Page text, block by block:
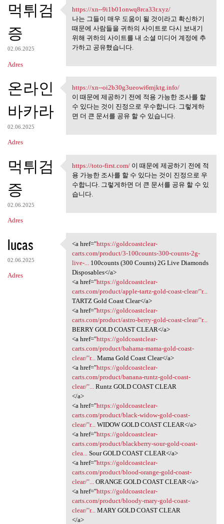
먹튀검
증
02.06.2025
Adres
https://xn--9i1b01onwq8rca33r
https://xn--9i1b01onwq8rca33r.xyz/
나는 그들이 매우 도움이 될 것이라고 확신하기
때문에 사람들을 귀하의 사이트로 다시 보내기
위해 귀하의 사이트를 내 소셜 미디어 계정에 추
가하고 공유했습니다.
온라인
바카라
02.06.2025
Adres
https://xn-
https://xn--oi2b30g3ueowi6mjktg.info/
이 때문에 제공하기 전에 적용 가능한 조사를 할
수 있다는 것이 진정으로 우수합니다. 그렇게하
면 더 큰 문서를 공유 할 수 있습니다.
먹튀검
증
02.06.2025
Adres
https://toto-first.com/ 이 때문에
https://toto-first.com/이 때문에 제공하기 전에 적
용 가능한 조사를 할 수 있다는 것이 진정으로 우
수합니다. 그렇게하면 더 큰 문서를 공유 할 수 있
습니다.
lucas
02.06.2025
Adres
<a href="https:/
<a href="https://goldcoastclear-
carts.com/product/3-100counts-300-counts-2g-
live-...
100counts (300 Counts) 2G Live Diamonds
Disposables</a>
<a href="https://goldcoastclear-
carts.com/product/apple-tartz-gold-coast-clear/"r...
TARTZ Gold Coast Clear</a>
<a href="https://goldcoastclear-
carts.com/product/astro-berry-gold-coast-clear/"r...
BERRY GOLD COAST CLEAR</a>
<a href="https://goldcoastclear-
carts.com/product/bahama-mama-gold-coast-
clear/"r...
Mama Gold Coast Clear</a>
<a href="https://goldcoastclear-
carts.com/product/banana-runtz-gold-coast-
clear/"...
Runtz GOLD COAST CLEAR
</a>
<a href="https://goldcoastclear-
carts.com/product/black-widow-gold-coast-
clear/"r...
WIDOW GOLD COAST CLEAR</a>
<a href="https://goldcoastclear-
carts.com/product/blackberry-sour-gold-coast-
clea...
Sour GOLD COAST CLEAR</a>
<a href="https://goldcoastclear-
carts.com/product/blood-orange-gold-coast-
clear/"...
ORANGE GOLD COAST CLEAR</a>
<a href="https://goldcoastclear-
carts.com/product/bloody-mary-gold-coast-
clear/"r...
MARY GOLD COAST CLEAR
</a>